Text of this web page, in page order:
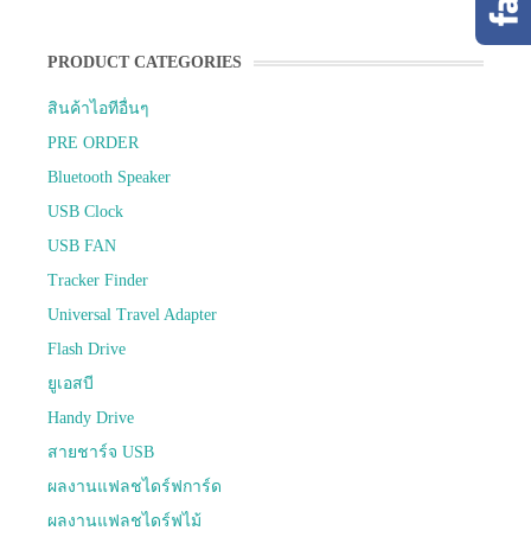
PRODUCT CATEGORIES
สินค้าไอทีอื่นๆ
PRE ORDER
Bluetooth Speaker
USB Clock
USB FAN
Tracker Finder
Universal Travel Adapter
Flash Drive
ยูเอสบี
Handy Drive
สายชาร์จ USB
ผลงานแฟลชไดร์ฟการ์ด
ผลงานแฟลชไดร์ฟไม้